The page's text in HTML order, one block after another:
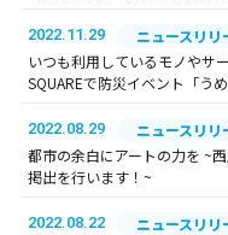
2022.11.29
ニュースリリ
いつも利用しているモノやサ
SQUAREで防災イベント「う
2022.08.29
ニュースリリ
都市の余白にアートの力を ~
掲出を行います！~
2022.08.22
ニュースリリ